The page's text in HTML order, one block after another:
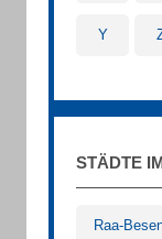
Y
STÄDTE
Raa-